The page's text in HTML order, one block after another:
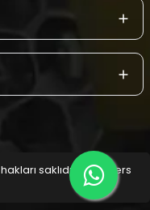
saklıdır.
| Reliefers